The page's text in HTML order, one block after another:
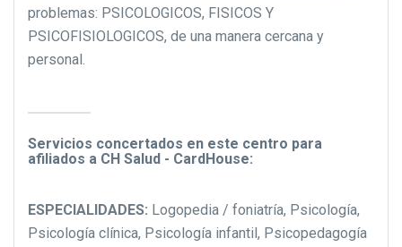
problemas: PSICOLOGICOS, FISICOS Y
PSICOFISIOLOGICOS, de una manera cercana y
personal.
Servicios concertados en este centro para
afiliados a CH Salud - CardHouse:
ESPECIALIDADES: Logopedia / foniatría, Psicología,
Psicología clínica, Psicología infantil, Psicopedagogía